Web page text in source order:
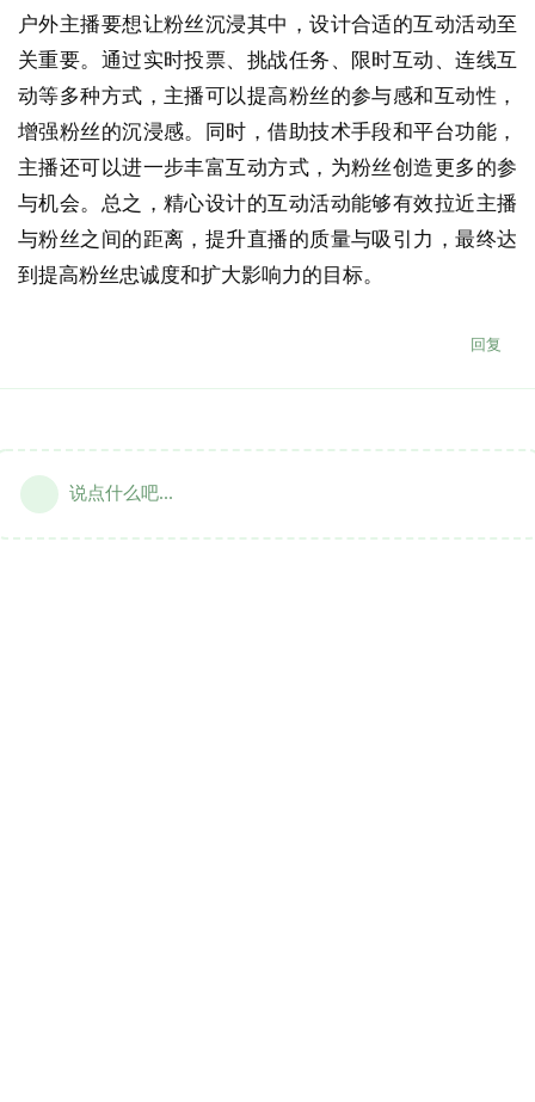
户外主播要想让粉丝沉浸其中，设计合适的互动活动至
关重要。通过实时投票、挑战任务、限时互动、连线互
动等多种方式，主播可以提高粉丝的参与感和互动性，
增强粉丝的沉浸感。同时，借助技术手段和平台功能，
主播还可以进一步丰富互动方式，为粉丝创造更多的参
与机会。总之，精心设计的互动活动能够有效拉近主播
与粉丝之间的距离，提升直播的质量与吸引力，最终达
到提高粉丝忠诚度和扩大影响力的目标。
回复
说点什么吧...